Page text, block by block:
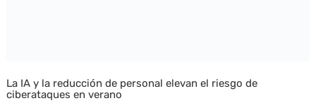
La IA y la reducción de personal elevan el riesgo de
ciberataques en verano